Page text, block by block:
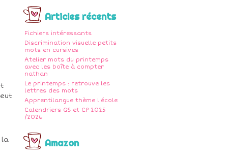
Articles récents
Fichiers intéressants
Discrimination visuelle petits
mots en cursives
Atelier mots du printemps
avec les boîte à compter
nathan
Le printemps : retrouve les
lettres des mots
Apprentilangue thème l'école
Calendriers GS et CP 2025
/2026
Amazon